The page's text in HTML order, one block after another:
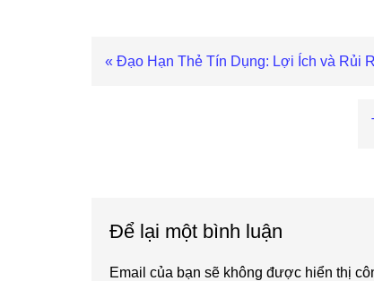
Previous
« Đạo Hạn Thẻ Tín Dụng: Lợi Ích và Rủi
Để lại một bình luận
Email của bạn sẽ không được hiển thị